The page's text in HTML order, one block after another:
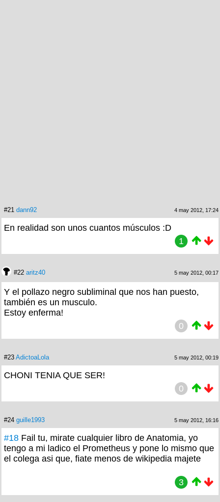
#21 dann92 4 may 2012, 17:24
En realidad son unos cuantos músculos :D
1
#22 aritz40 5 may 2012, 00:17
Y el pollazo negro subliminal que nos han puesto,
también es un musculo.
Estoy enferma!
0
#23 AdictoaLola 5 may 2012, 00:19
CHONI TENIA QUE SER!
0
#24 guille1993 5 may 2012, 16:16
#18 Fail tu, mirate cualquier libro de Anatomia, yo
tengo a mi ladico el Prometheus y pone lo mismo que
el colega asi que, fiate menos de wikipedia majete
3